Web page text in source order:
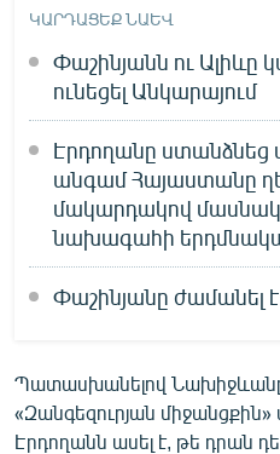
ՀԵՏԵՎԵՔ ՄԵԶ
«Ազատության» բոլոր
ԿԱՐԴԱՑԵՔ ՆԱԵՎ
Փաշինյանն ու Ալիևը
ունեցել Անկարայում
Էրդողանը
անգամ Հայաստանը
մակարդակով
նախագահի
Փաշինյանը ժամանել
Պատասխանելով
«Զանգեզուրյան
Էրդողանն ասել է, թե դրան